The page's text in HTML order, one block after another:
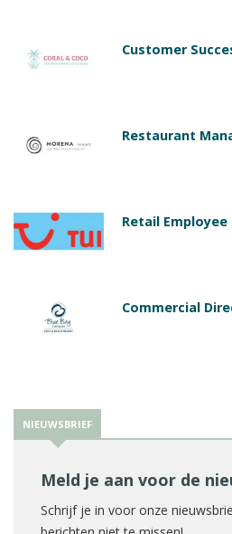
Customer
Restaurant
Retail Employee
Commercial
NIEUWSBRIEF
Meld je aan voor de
Schrijf je in voor onze